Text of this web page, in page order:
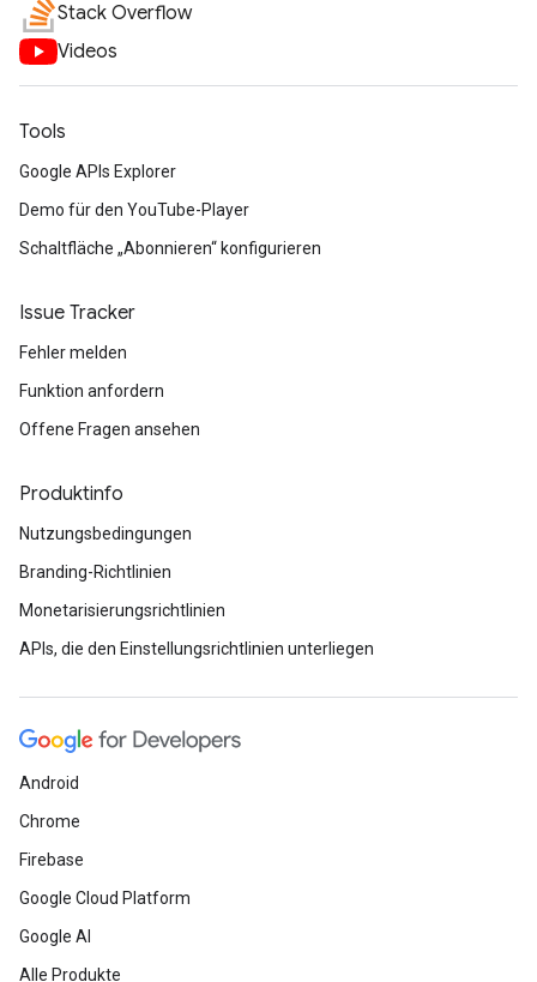
Stack Overflow
Videos
Tools
Google APIs Explorer
Demo für den YouTube-Player
Schaltfläche „Abonnieren“ konfigurieren
Issue Tracker
Fehler melden
Funktion anfordern
Offene Fragen ansehen
Produktinfo
Nutzungsbedingungen
Branding-Richtlinien
Monetarisierungsrichtlinien
APIs, die den Einstellungsrichtlinien unterliegen
Android
Chrome
Firebase
Google Cloud Platform
Google AI
Alle Produkte